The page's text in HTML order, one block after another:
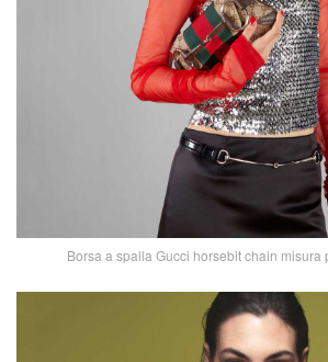
Borsa a spalla Gucci horsebit chain misura